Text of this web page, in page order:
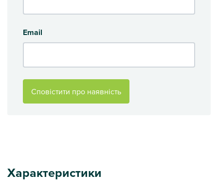
Email
Сповістити про наявність
Характеристики